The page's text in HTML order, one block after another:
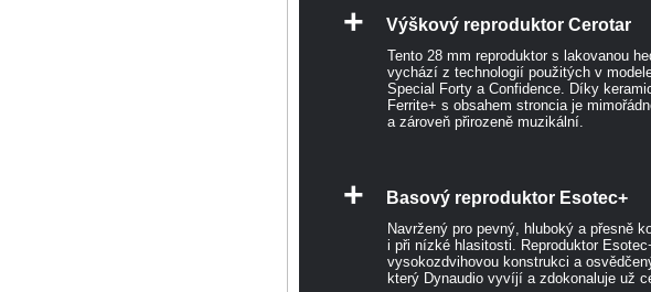
+ Výškový reproduktor Cerotar
Tento 28 mm reproduktor s lakovanou
vychází z technologií použitých v
Special Forty a Confidence. Díky
Ferrite+ s obsahem stroncia je
a zároveň přirozeně muzikální.
+ Basový reproduktor Esotec+
Navržený pro pevný, hluboký a přesně
i při nízké hlasitosti. Reproduktor
vysokozdvihovou konstrukci a
který Dynaudio vyvíjí a zdokonaluje už